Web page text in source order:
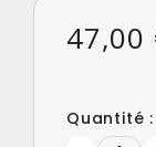
47,00
Quantité :